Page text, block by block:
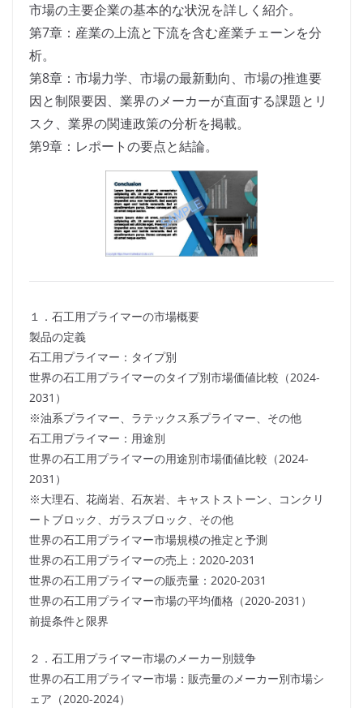
市場の主要企業の基本的な状況を詳しく紹介。
第7章：産業の上流と下流を含む産業チェーンを分
析。
第8章：市場力学、市場の最新動向、市場の推進要
因と制限要因、業界のメーカーが直面する課題とリ
スク、業界の関連政策の分析を掲載。
第9章：レポートの要点と結論。
１．石工用プライマーの市場概要
製品の定義
石工用プライマー：タイプ別
世界の石工用プライマーのタイプ別市場価値比較（2024-
2031）
※油系プライマー、ラテックス系プライマー、その他
石工用プライマー：用途別
世界の石工用プライマーの用途別市場価値比較（2024-
2031）
※大理石、花崗岩、石灰岩、キャストストーン、コンクリ
ートブロック、ガラスブロック、その他
世界の石工用プライマー市場規模の推定と予測
世界の石工用プライマーの売上：2020-2031
世界の石工用プライマーの販売量：2020-2031
世界の石工用プライマー市場の平均価格（2020-2031）
前提条件と限界
２．石工用プライマー市場のメーカー別競争
世界の石工用プライマー市場：販売量のメーカー別市場シ
ェア（2020-2024）